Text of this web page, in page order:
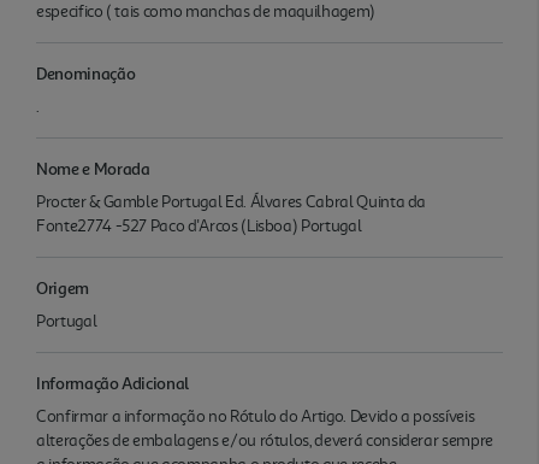
especifico ( tais como manchas de maquilhagem)
Denominação
.
Nome e Morada
Procter & Gamble Portugal Ed. Álvares Cabral Quinta da
Fonte2774 -527 Paco d'Arcos (Lisboa) Portugal
Origem
Portugal
Informação Adicional
Confirmar a informação no Rótulo do Artigo. Devido a possíveis
alterações de embalagens e/ou rótulos, deverá considerar sempre